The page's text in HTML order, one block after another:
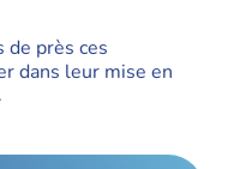
de près ces
dans leur mise en